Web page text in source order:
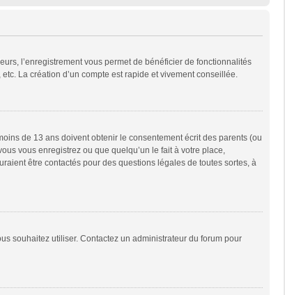
l’enregistrement vous permet de bénéficier de fonctionnalités
La création d’un compte est rapide et vivement conseillée.
de 13 ans doivent obtenir le consentement écrit des parents (ou
vous enregistrez ou que quelqu’un le fait à votre place,
être contactés pour des questions légales de toutes sortes, à
souhaitez utiliser. Contactez un administrateur du forum pour